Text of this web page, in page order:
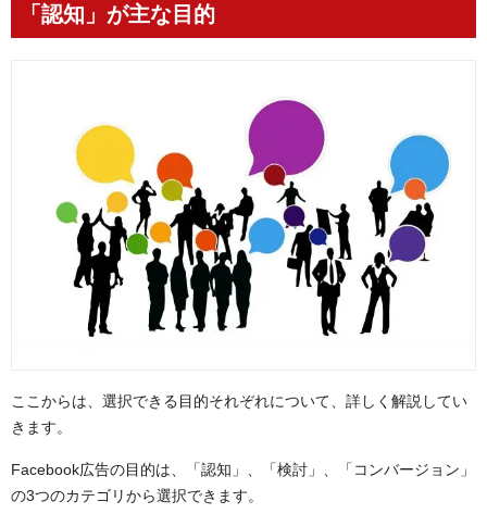
「認知」が主な目的
ここからは、選択できる目的それぞれについて、詳しく解説してい
きます。
Facebook広告の目的は、「認知」、「検討」、「コンバージョン」
の3つのカテゴリから選択できます。